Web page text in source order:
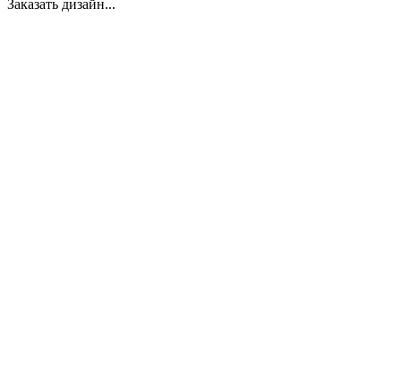
Заказать дизайн...